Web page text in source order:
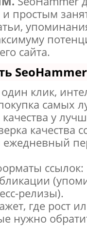
простым
сайта.
SeoHammer
клик,
самых
у
качества
релизы).
где рост
нужно